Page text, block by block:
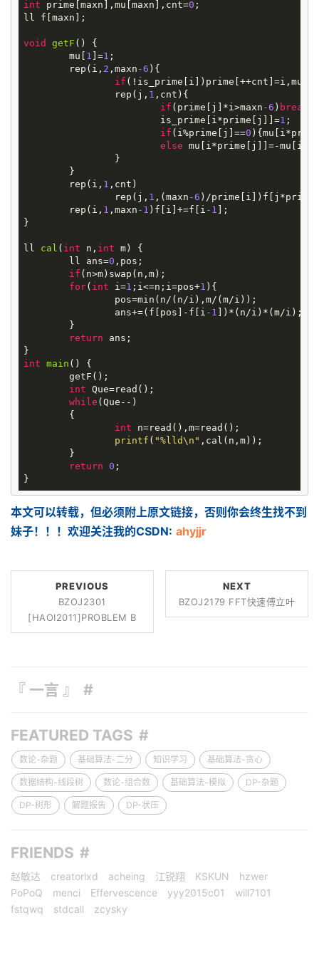
int prime[maxn],mu[maxn],cnt=0 ;
ll f[maxn];
void getF ()
{
	mu[
1 ]=1 ;
	rep(i,
2 ,maxn -6 ){
if
		rep(j,
1 ,cnt){
if (prime[j]*i>maxn -6 ) break
			is_prime[i*prime[j]]=
1 ;
if (i%prime[j]==0
else mu[i*prime[j]]=-mu[i];
	rep(i,
1 ,cnt)
		rep(j,
1 ,(maxn -6 )/
	rep(i,
1 ,maxn -1 )f[i]+=f[i -1 ];
}
ll cal ( int n, int m)
{
	ll ans=
0 ,pos;
if (n>m)swap(n,m);
for( int i=1 ;i<=n;i=pos+1 ){
		ans+=(f[pos]-f[i
-1 ])*(n/i)*(m/i);
return ans;
int main ()
{
int Que=read();
while (Que--)
int n=read(),m=read();
printf ( "%lld\n" ,cal(n,m));
return 0 ;
本文可以转载，但必须附上原文链接，否则你会终生找不到
妹子！！！欢迎关注我的CSDN: ahyjjr
PREVIOUS
BZOJ2301
[HAOI2011]PROBLEM B
NEXT
BZOJ2179 FFT快速傅立叶
『 一言 』
FEATURED TAGS
数论-杂题 基础算法-二分 知识学习 基础算法-贪心
数据结构-线段树 数论-组合数 基础算法-模拟 DP-杂题
DP-树形 解题报告 DP-状压
FRIENDS
赵敏达 creatorlxd acheing 江锐翔 KSKUN
hzwer
PoPoQ
menci Effervescence yyy2015c01
will7101
fstqwq
stdcall zcysky